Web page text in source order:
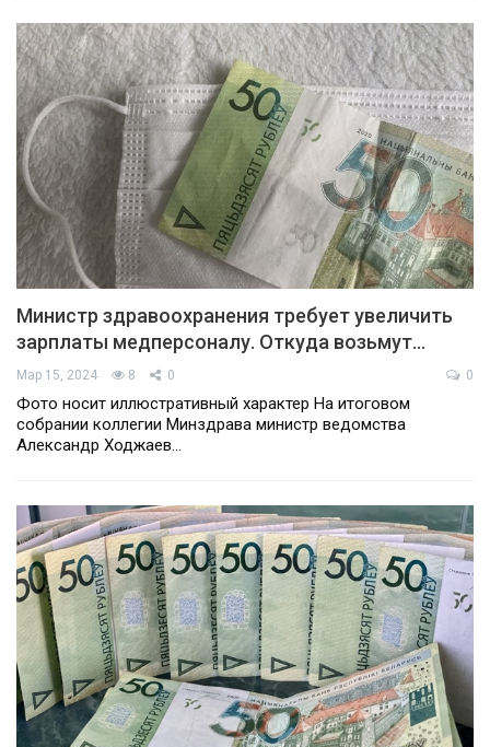
Министр здравоохранения требует увеличить
зарплаты медперсоналу. Откуда возьмут…
Мар 15, 2024 8 0 0
Фото носит иллюстративный характер На итоговом
собрании коллегии Минздрава министр ведомства
Александр Ходжаев…